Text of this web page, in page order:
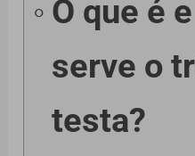
O que é
serve o
testa?